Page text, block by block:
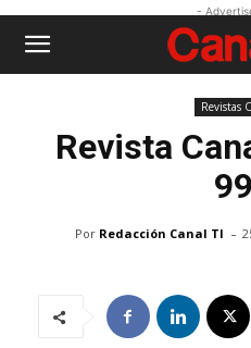
-
Revistas
Revista
Por Redacción Canal TI -